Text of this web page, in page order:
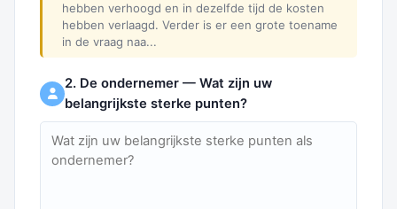
hebben verhoogd en in dezelfde tijd de kosten
hebben verlaagd. Verder is er een grote toename
in de vraag naa...
2. De ondernemer — Wat zijn uw
belangrijkste sterke punten?